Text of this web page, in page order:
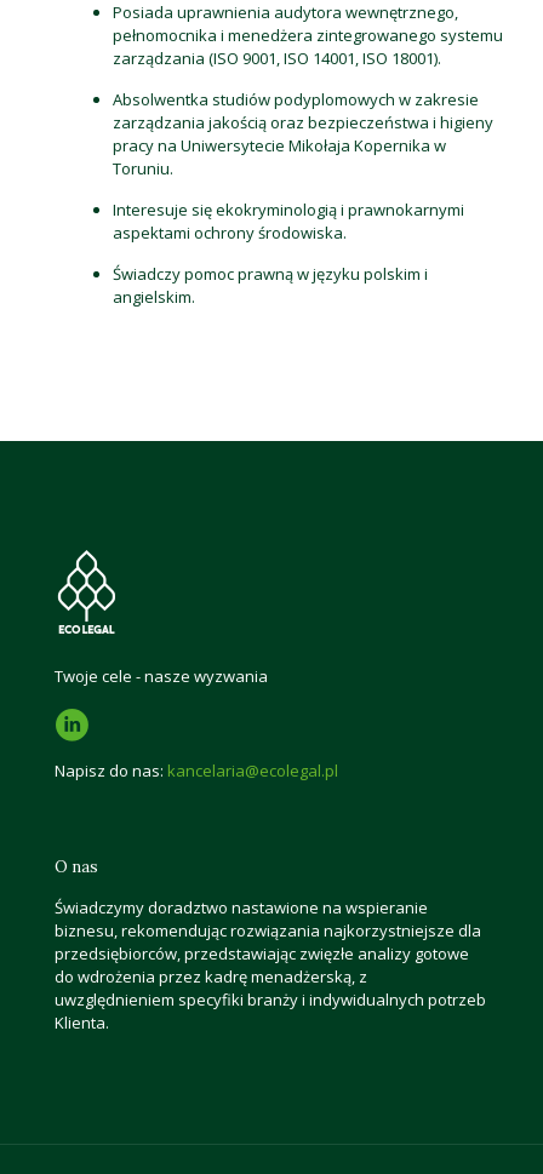
Posiada uprawnienia audytora wewnętrznego,
pełnomocnika i menedżera zintegrowanego systemu
zarządzania (ISO 9001, ISO 14001, ISO 18001).
Absolwentka studiów podyplomowych w zakresie
zarządzania jakością oraz bezpieczeństwa i higieny
pracy na Uniwersytecie Mikołaja Kopernika w
Toruniu.
Interesuje się ekokryminologią i prawnokarnymi
aspektami ochrony środowiska.
Świadczy pomoc prawną w języku polskim i
angielskim.
Twoje cele - nasze wyzwania
Napisz do nas: kancelaria@ecolegal.pl
O nas
Świadczymy doradztwo nastawione na wspieranie
biznesu, rekomendując rozwiązania najkorzystniejsze dla
przedsiębiorców, przedstawiając zwięzłe analizy gotowe
do wdrożenia przez kadrę menadżerską, z
uwzględnieniem specyfiki branży i indywidualnych potrzeb
Klienta.